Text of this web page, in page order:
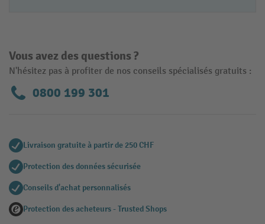
Vous avez des questions ?
N'hésitez pas à profiter de nos conseils spécialisés gratuits :
0800 199 301
Livraison gratuite à partir de 250 CHF
Protection des données sécurisée
Conseils d'achat personnalisés
Protection des acheteurs - Trusted Shops